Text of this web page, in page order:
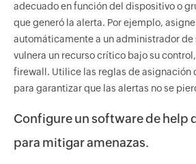
adecuado en función del dispositivo o
que generó la alerta. Por ejemplo,
automáticamente a un administrador de
vulnera un recurso crítico bajo su
firewall. Utilice las reglas de asignación
para garantizar que las alertas no se
Configure un software de help
para mitigar amenazas.​